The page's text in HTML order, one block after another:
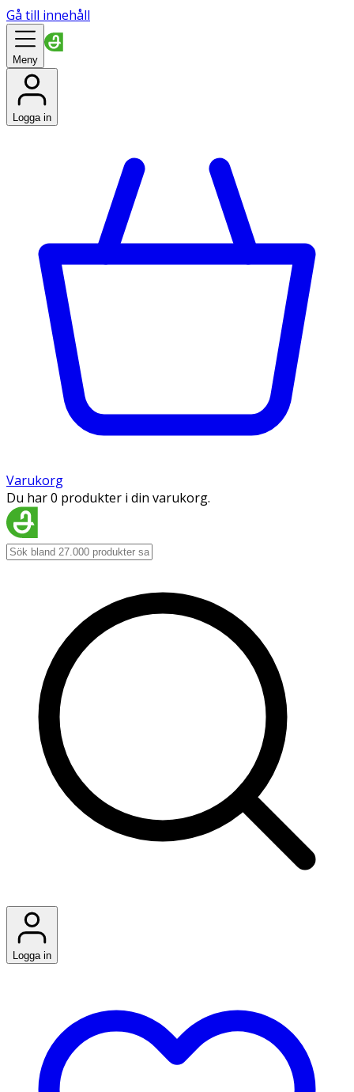
Gå till innehåll
Meny
Logga in
Varukorg
Du har 0 produkter i din varukorg.
Logga in